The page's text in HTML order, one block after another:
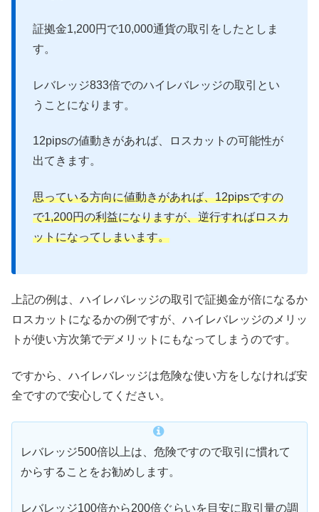
証拠金1,200円で10,000通貨の取引をしたとしま
す。
レバレッジ833倍でのハイレバレッジの取引とい
うことになります。
12pipsの値動きがあれば、ロスカットの可能性が
出てきます。
思っている方向に値動きがあれば、12pipsですの
で1,200円の利益になりますが、逆行すればロスカ
ットになってしまいます。
上記の例は、ハイレバレッジの取引で証拠金が倍になるか
ロスカットになるかの例ですが、ハイレバレッジのメリッ
トが使い方次第でデメリットにもなってしまうのです。
ですから、ハイレバレッジは危険な使い方をしなければ安
全ですので安心してください。
レバレッジ500倍以上は、危険ですので取引に慣れて
からすることをお勧めします。
レバレッジ100倍から200倍ぐらいを目安に取引量の調